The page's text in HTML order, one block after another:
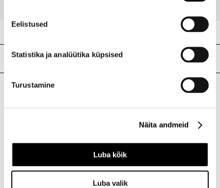
Eelistused
Statistika ja analüütika küpsised
Turustamine
Näita andmeid
Luba kõik
Luba valik
Meie poed